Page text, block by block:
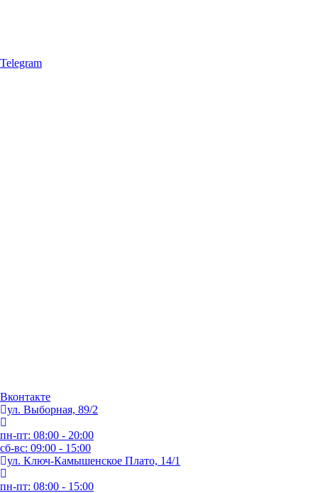
Telegram
Вконтакте
ул. Выборная, 89/2
пн-пт: 08:00 - 20:00
сб-вс: 09:00 - 15:00
ул. Ключ-Камышенское Плато, 14/1
пн-пт: 08:00 - 15:00